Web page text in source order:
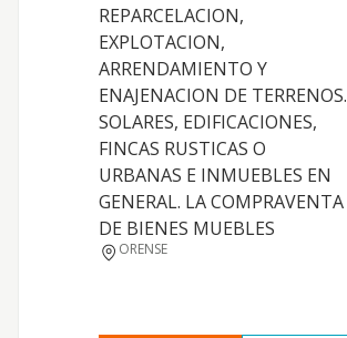
REPARCELACION,
EXPLOTACION,
ARRENDAMIENTO Y
ENAJENACION DE TERRENOS.
SOLARES, EDIFICACIONES,
FINCAS RUSTICAS O
URBANAS E INMUEBLES EN
GENERAL. LA COMPRAVENTA
DE BIENES MUEBLES
ORENSE